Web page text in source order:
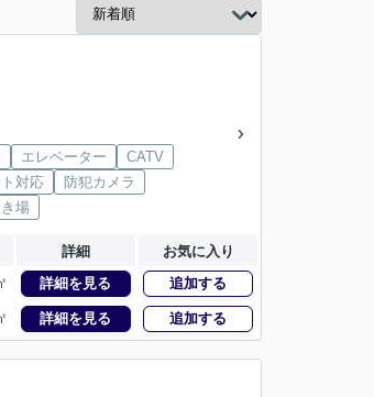
エレベーター
CATV
対応
防犯カメラ
場
詳細 お気に入り
詳細を見る 追加する
詳細を見る 追加する